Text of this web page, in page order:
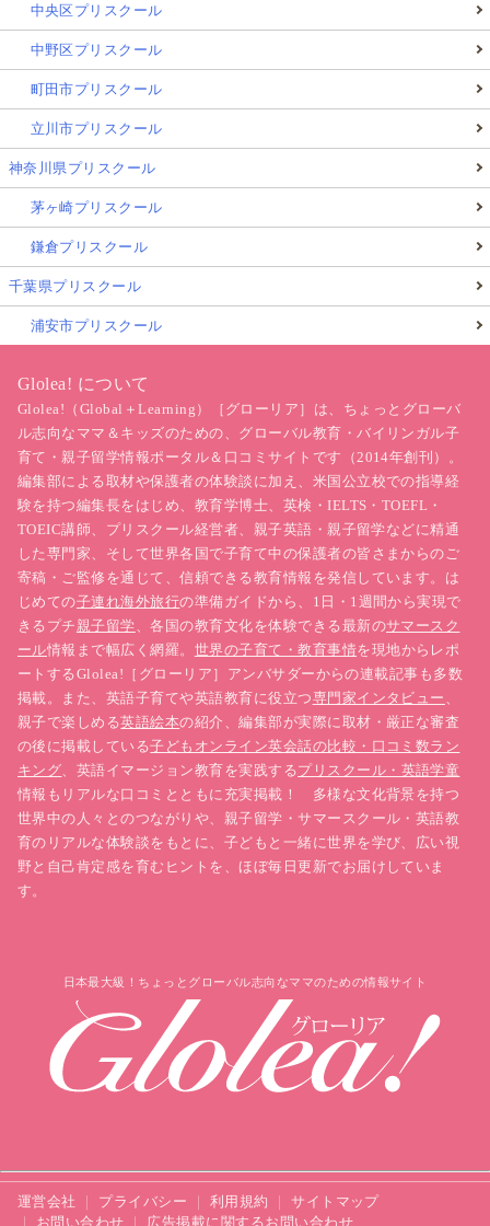
中央区プリスクール
中野区プリスクール
町田市プリスクール
立川市プリスクール
神奈川県プリスクール
茅ヶ崎プリスクール
鎌倉プリスクール
千葉県プリスクール
浦安市プリスクール
Glolea! について
Glolea!（Global＋Learning）［グローリア］は、ちょっとグローバ
ル志向なママ＆キッズのための、グローバル教育・バイリンガル子
育て・親子留学情報ポータル＆口コミサイトです（2014年創刊）。
編集部による取材や保護者の体験談に加え、米国公立校での指導経
験を持つ編集長をはじめ、教育学博士、英検・IELTS・TOEFL・
TOEIC講師、プリスクール経営者、親子英語・親子留学などに精通
した専門家、そして世界各国で子育て中の保護者の皆さまからのご
寄稿・ご監修を通じて、信頼できる教育情報を発信しています。は
じめての子連れ海外旅行の準備ガイドから、1日・1週間から実現で
きるプチ 親子留学 、各国の教育文化を体験できる最新のサマースク
ール情報まで幅広く網羅。 世界の子育て・教育事情を現地からレポ
ートするGlolea!［グローリア］アンバサダーからの連載記事も多数
掲載。また、英語子育てや英語教育に役立つ専門家インタビュー
親子で楽しめる英語絵本の紹介、編集部が実際に取材・厳正な審査
の後に掲載している子どもオンライン英会話の比較・口コミ数ラン
キング 、英語イマージョン教育を実践するプリスクール・英語学童
情報もリアルな口コミとともに充実掲載！ 多様な文化背景を持つ
世界中の人々とのつながりや、親子留学・サマースクール・英語教
育のリアルな体験談をもとに、子どもと一緒に世界を学び、広い視
野と自己肯定感を育むヒントを、ほぼ毎日更新でお届けしていま
す。
日本最大級！ちょっとグローバル志向なママのための情報サイト
運営会社 プライバシー 利用規約
サイトマップ
お問い合わせ
広告掲載に関するお問い合わせ